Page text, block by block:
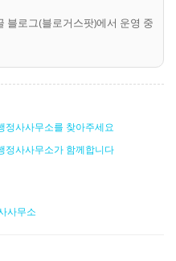
블로그(블로거스팟)에서 운영 중
정사사무소를 찾아주세요
정사사무소가 함께합니다